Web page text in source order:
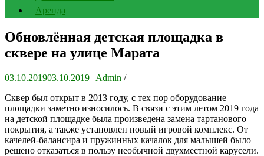
Аренда
Обновлённая детская площадка в
сквере на улице Марата
03.10.201903.10.2019 | Admin /
Сквер был открыт в 2013 году, с тех пор оборудование
площадки заметно износилось. В связи с этим летом 2019 года
на детской площадке была произведена замена тартанового
покрытия, а также установлен новый игровой комплекс. От
качелей-балансира и пружинных качалок для малышей было
решено отказаться в пользу необычной двухместной карусели.